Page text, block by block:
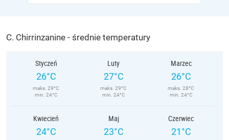
C. Chirrinzanine - średnie temperatury
Styczeń
26°C
maks. 29°C
min. 24°C
Luty
27°C
maks. 29°C
min. 24°C
Marzec
26°C
maks. 28°C
min. 24°C
Kwiecień
24°C
Maj
23°C
Czerwiec
21°C